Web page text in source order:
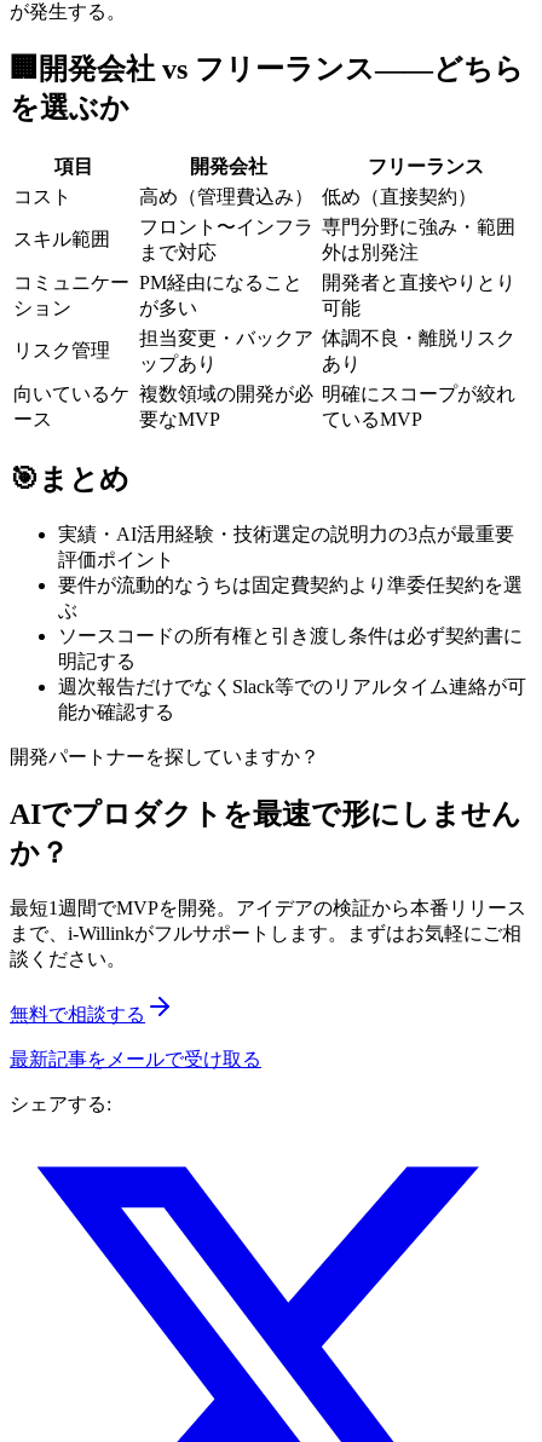
が発生する。
🏢 開発会社 vs フリーランス——どちら
を選ぶか
項目 開発会社
フリーランス
コスト
高め（管理費込み） 低め（直接契約）
スキル範囲
フロント〜インフラ
まで対応
専門分野に強み・範囲
外は別発注
コミュニケー
ション
PM経由になること
が多い
開発者と直接やりとり
可能
リスク管理
担当変更・バックア
ップあり
体調不良・離脱リスク
あり
向いているケ
ース
複数領域の開発が必
要なMVP
明確にスコープが絞れ
ているMVP
🎯 まとめ
実績・AI活用経験・技術選定の説明力の3点が最重要
評価ポイント
要件が流動的なうちは固定費契約より準委任契約を選
ぶ
ソースコードの所有権と引き渡し条件は必ず契約書に
明記する
週次報告だけでなくSlack等でのリアルタイム連絡が可
能か確認する
開発パートナーを探していますか？
AIでプロダクトを最速で形にしません
か？
最短1週間でMVPを開発。アイデアの検証から本番リリース
まで、i-Willinkがフルサポートします。まずはお気軽にご相
談ください。
無料で相談する
最新記事をメールで受け取る
シェアする: